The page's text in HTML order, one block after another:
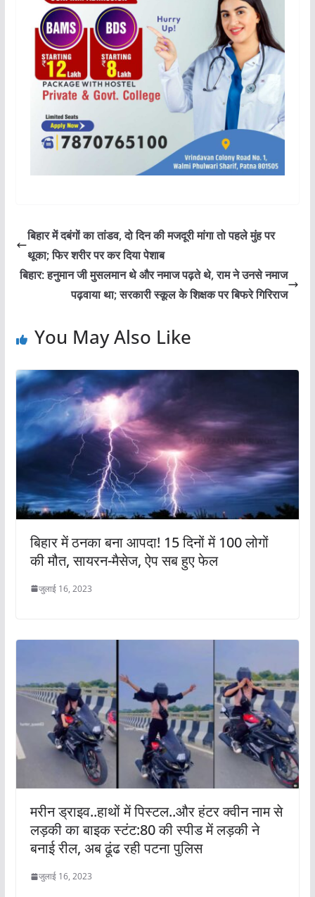
बिहार में दबंगों का तांडव, दो दिन की मजदूरी मांगा तो पहले मुंह पर
थूका; फिर शरीर पर कर दिया पेशाब
बिहार: हनुमान जी मुसलमान थे और नमाज पढ़ते थे, राम ने उनसे नमाज
पढ़वाया था; सरकारी स्कूल के शिक्षक पर बिफरे गिरिराज
You May Also Like
बिहार में ठनका बना आपदा! 15 दिनों में 100 लोगों
की मौत, सायरन-मैसेज, ऐप सब हुए फेल
जुलाई 16, 2023
मरीन ड्राइव..हाथों में पिस्टल..और हंटर क्वीन नाम से
लड़की का बाइक स्टंट:80 की स्पीड में लड़की ने
बनाई रील, अब ढूंढ रही पटना पुलिस
जुलाई 16, 2023